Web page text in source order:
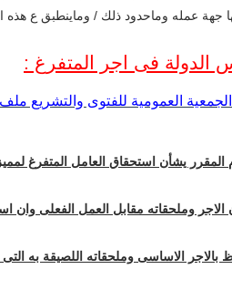
جهة عمله وماحدود ذلك / وماينطبق ع هذه
الدولة فى اجر المتفرغ :
العمومية للفتوى والتشريع ملف رقم 86/ 4/ 1998 جلسة 13/
يشأن استحقاق العامل المتفرغ
وملحقاته مقابل العمل الفعلى وان
بالاجر الاساسى وملحقاته اللصيقة به